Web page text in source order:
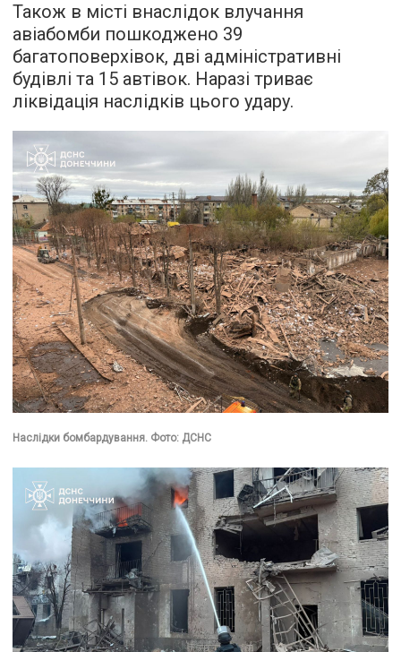
Також в місті внаслідок влучання
авіабомби пошкоджено 39
багатоповерхівок, дві адміністративні
будівлі та 15 автівок. Наразі триває
ліквідація наслідків цього удару.
Наслідки бомбардування. Фото: ДСНС